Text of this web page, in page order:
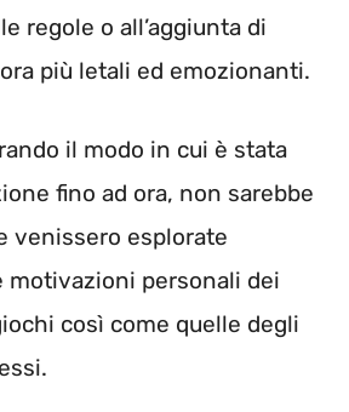
regole o all’aggiunta di
più letali ed emozionanti.
il modo in cui è stata
fino ad ora, non sarebbe
venissero esplorate
personali dei
così come quelle degli